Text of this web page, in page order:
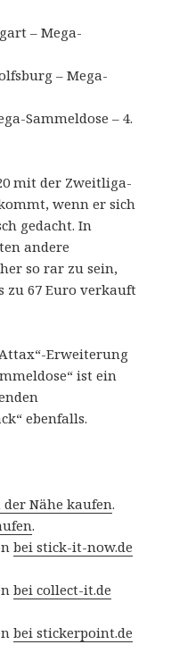
– Mega-
– Mega-
Sammeldose – 4.
mit der Zweitliga-
wenn er sich
gedacht. In
andere
so rar zu sein,
zu 67 Euro verkauft
Erweiterung
ist ein
ebenfalls.
Nähe kaufen.
.
bei stick-it-now.de
bei collect-it.de
bei stickerpoint.de